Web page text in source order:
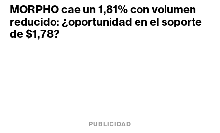
MORPHO cae un 1,81% con volumen
reducido: ¿oportunidad en el soporte
de $1,78?
PUBLICIDAD